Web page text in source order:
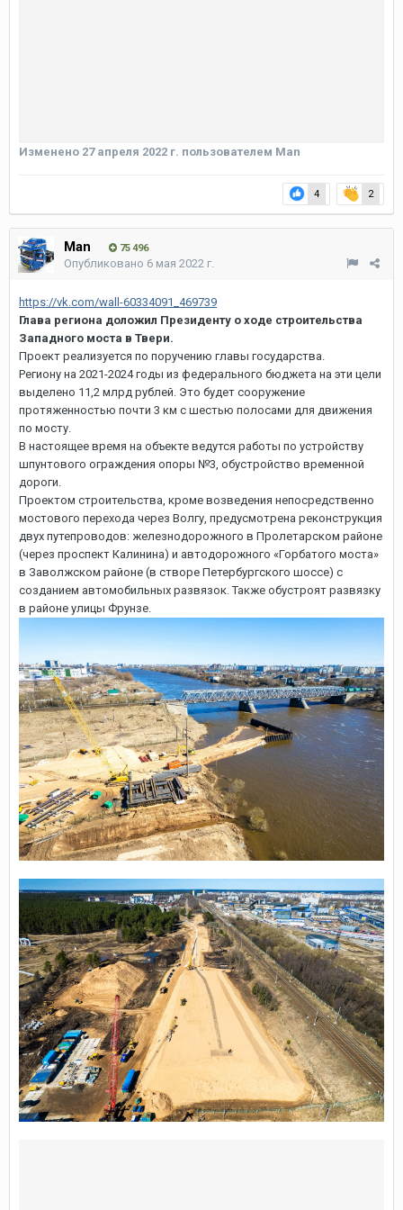
3
НАЗАД ДАЛЕЕ
Страница 4 из 10
Для публикации сообщений создайте
учётную запись или авторизуйтесь
Вы должны быть пользователем, чтобы оставить комментарий
Создать учетную запись
Зарегистрируйте новую учётную запись в нашем
сообществе. Это очень просто!
Регистрация нового пользователя